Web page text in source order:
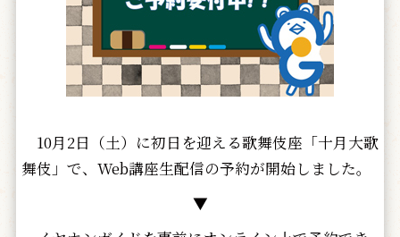
10月2日（土）に初日を迎える歌舞伎座「十月大歌
舞伎」で、Web講座生配信の予約が開始しました。
▼